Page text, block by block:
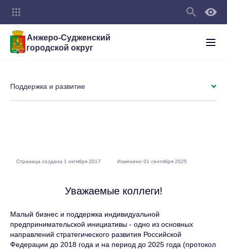
Анжеро-Судженский
городской округ
Уважаемые коллеги!
Малый бизнес и поддержка индивидуальной
предпринимательской инициативы - одно из основных
направлений стратегического развития Российской
Федерации до 2018 года и на период до 2025 года (протокол
Поддержка и развитие
Страница создана 1 октября 2017 Изменено 01 сентября 2025